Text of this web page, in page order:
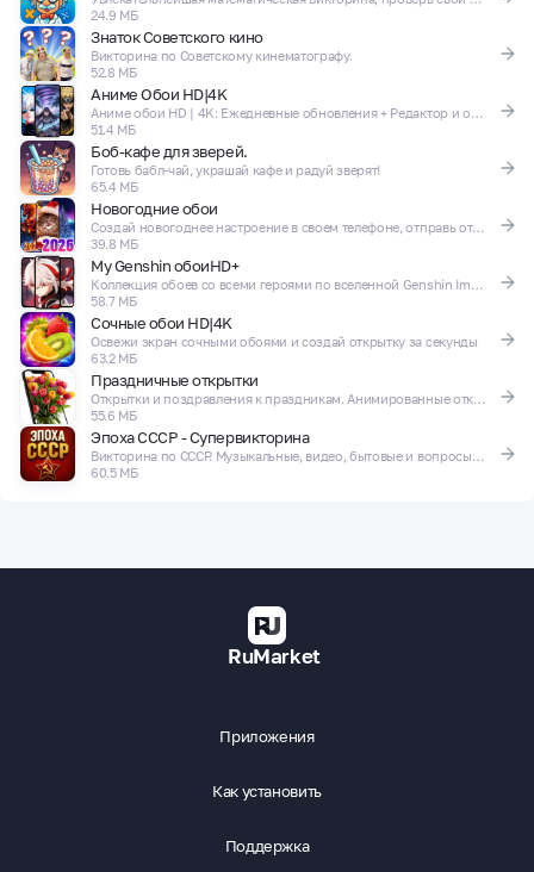
24.9 МБ
Знаток Советского кино
Викторина по Советскому кинематографу.
52.8 МБ
Аниме Обои HD|4K
Аниме обои HD | 4K: Ежедневные обновления + Редактор и офлайн-сохранения.
51.4 МБ
Боб-кафе для зверей.
Готовь бабл-чай, украшай кафе и радуй зверят!
65.4 МБ
Новогодние обои
Создай новогоднее настроение в своем телефоне, отправь открытку друзьям!
39.8 МБ
My Genshin обоиHD+
Коллекция обоев со всеми героями по вселенной Genshin Impact
58.7 МБ
Сочные обои HD|4K
Освежи экран сочными обоями и создай открытку за секунды
63.2 МБ
Праздничные открытки
Открытки и поздравления к праздникам. Анимированные открытки.
55.6 МБ
Эпоха СССР - Супервикторина
Викторина по СССР. Музыкальные, видео, бытовые и вопросы по истории СССР.
60.5 МБ
RuMarket
Приложения
Как установить
Поддержка